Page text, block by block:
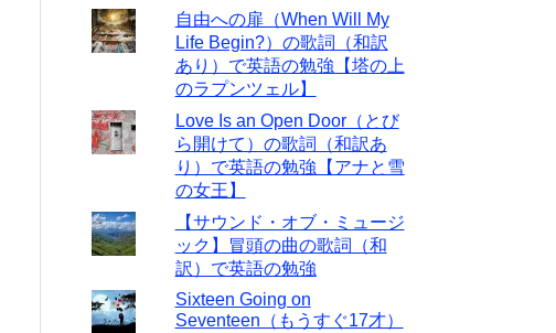
自由への扉（When Will My
Life Begin?）の歌詞（和訳
あり）で英語の勉強【塔の上
のラプンツェル】
Love Is an Open Door（とび
ら開けて）の歌詞（和訳あ
り）で英語の勉強【アナと雪
の女王】
【サウンド・オブ・ミュージ
ック】冒頭の曲の歌詞（和
訳）で英語の勉強
Sixteen Going on
Seventeen（もうすぐ17才）